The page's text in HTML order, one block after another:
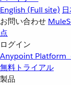
English (Full site)
お問い合わせ
点
ログイン
Anypoint Platform
無料トライアル
製品